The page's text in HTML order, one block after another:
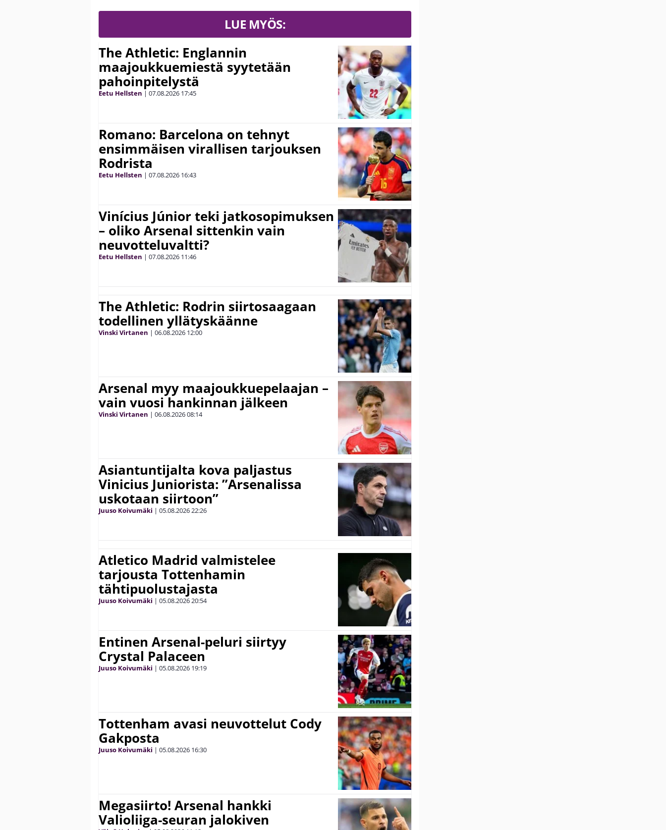
LUE MYÖS:
The Athletic: Englannin
maajoukkuemiestä syytetään
pahoinpitelystä
Eetu Hellsten | 07.08.2026 17:45
Romano: Barcelona on tehnyt
ensimmäisen virallisen tarjouksen
Rodrista
Eetu Hellsten | 07.08.2026 16:43
Vinícius Júnior teki jatkosopimuksen
– oliko Arsenal sittenkin vain
neuvotteluvaltti?
Eetu Hellsten | 07.08.2026 11:46
The Athletic: Rodrin siirtosaagaan
todellinen yllätyskäänne
Vinski Virtanen | 06.08.2026 12:00
Arsenal myy maajoukkuepelaajan –
vain vuosi hankinnan jälkeen
Vinski Virtanen | 06.08.202608:14
Asiantuntijalta kova paljastus
Vinicius Juniorista: ”Arsenalissa
uskotaan siirtoon”
Juuso Koivumäki | 05.08.202622:26
Atletico Madrid valmistelee
tarjousta Tottenhamin
tähtipuolustajasta
Juuso Koivumäki | 05.08.202620:54
Entinen Arsenal-peluri siirtyy
Crystal Palaceen
Juuso Koivumäki | 05.08.2026 19:19
Tottenham avasi neuvottelut Cody
Gakposta
Juuso Koivumäki | 05.08.2026 16:30
Megasiirto! Arsenal hankki
Valioliiga-seuran jalokiven